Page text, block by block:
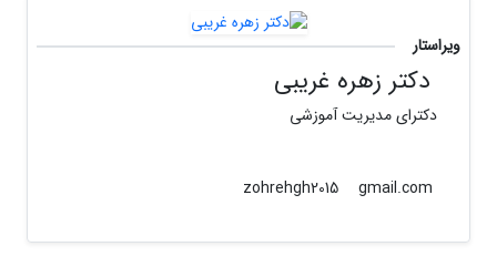
ویراستار
دکتر زهره غریبی
دکترای مدیریت آموزشی
gmail.com